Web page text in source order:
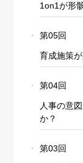
1on1が形
第05回
育成施策
第04回
人事の意
か？
第03回